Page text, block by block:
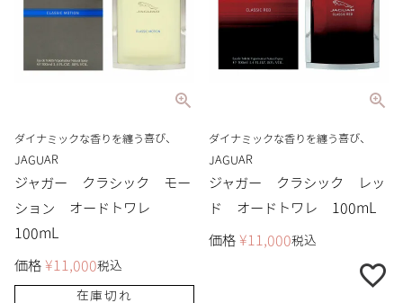
ダイナミックな香りを纏う喜び、
JAGUAR
ジャガー クラシック モー
ション オードトワレ
100mL
価格 ¥11,000税込
在庫切れ
ダイナミックな香りを纏う喜び、
JAGUAR
ジャガー クラシック レッ
ド オードトワレ 100mL
価格 ¥11,000税込